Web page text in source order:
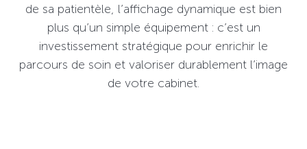
de sa patientèle, l’affichage dynamique est bien
plus qu’un simple équipement : c’est un
investissement stratégique pour enrichir le
parcours de soin et valoriser durablement l’image
de votre cabinet.